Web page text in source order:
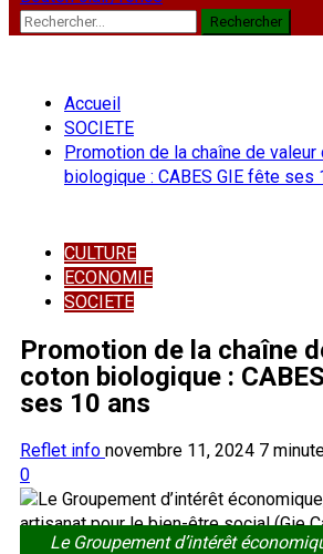
Rechercher :
Accueil
SOCIETE
Promotion de la chaîne de valeur
biologique : CABES GIE fête ses
CULTURE
ECONOMIE
SOCIETE
Promotion de la chaîne
coton biologique :
ses 10 ans
Reflet info novembre 11, 2024 7
0
Le Groupement d’intérêt